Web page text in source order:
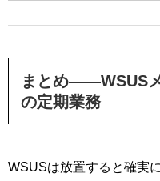
まとめ――WSUS
の定期業務
WSUSは放置すると確実